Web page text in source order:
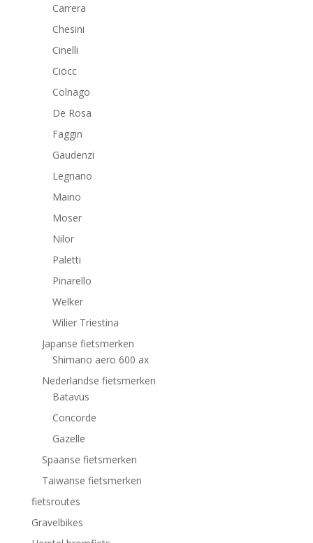
Carrera
Chesini
Cinelli
Ciöcc
Colnago
De Rosa
Faggin
Gaudenzi
Legnano
Maino
Moser
Nilor
Paletti
Pinarello
Welker
Wilier Triestina
Japanse fietsmerken
Shimano aero 600 ax
Nederlandse fietsmerken
Batavus
Concorde
Gazelle
Spaanse fietsmerken
Taiwanse fietsmerken
fietsroutes
Gravelbikes